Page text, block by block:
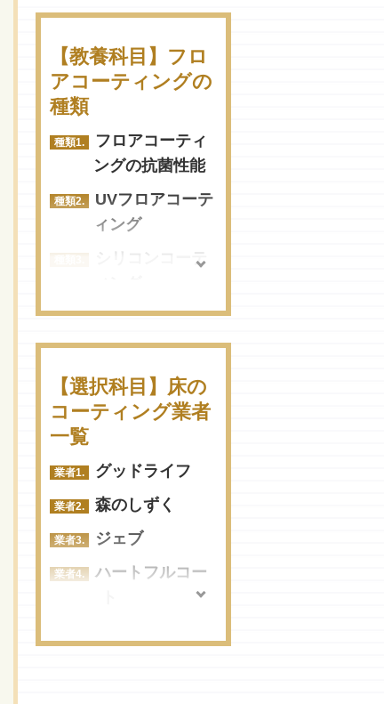
ティングを頼むならコ
コ！おすすめ業者まと
め
墨田区でフロアコーテ
ィングを頼むならコ
コ！おすすめ業者まと
台東区でフロアコーテ
コ！おすすめ業者まと
ィングを頼むならコ
コ！おすすめ業者まと
め
千代田区でフロアコー
コ！おすすめ業者まと
め
豊島区でフロアコーテ
ィングを頼むならコ
コ！おすすめ業者まと
中野区でフロアコーテ
施工の流れを
チェック
わないために
ィング後のお
ペットのため
ティングと
は？
赤ちゃんのた
めのフロアコ
グの黒ずみを
落とすコツ
フローリン
グの掃除方法
【教養科目】フロ
アコーティングの
種類
フロアコーティ
ングの抗菌性能
UVフロアコーテ
ィング
シリコンコーテ
ガラスコーティ
ング
ウレタンコーテ
ィング
ィング
ダイアコーティ
ング
フロアコート
の最新トレンド
【選択科目】床の
コーティング業者
一覧
グッドライフ
森のしずく
ジェブ
ハートフルコー